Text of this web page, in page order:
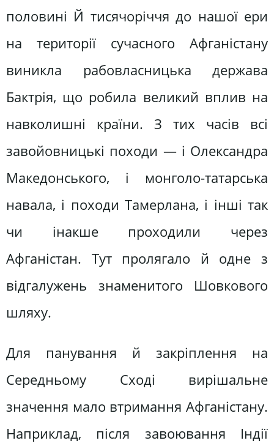
половині Й тисячоріччя до нашої ери
на території сучасного Афганістану
виникла рабовласницька держава
Бактрія, що робила великий вплив на
навколишні країни. З тих часів всі
завойовницькі походи — і Олександра
Македонського, і монголо-татарська
навала, і походи Тамерлана, і інші так
чи інакше проходили через
Афганістан. Тут пролягало й одне з
відгалужень знаменитого Шовкового
шляху.
Для панування й закріплення на
Середньому Сході вирішальне
значення мало втримання Афганістану.
Наприклад, після завоювання Індії